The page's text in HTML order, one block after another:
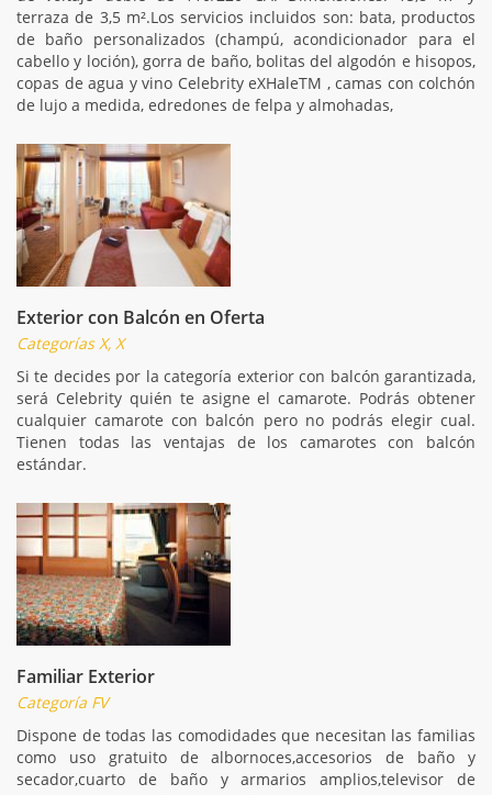
terraza de 3,5 m².Los servicios incluidos son: bata, productos
de baño personalizados (champú, acondicionador para el
cabello y loción), gorra de baño, bolitas del algodón e hisopos,
copas de agua y vino Celebrity eXHaleTM , camas con colchón
de lujo a medida, edredones de felpa y almohadas,
Exterior con Balcón en Oferta
Categorías X, X
Si te decides por la categoría exterior con balcón garantizada,
será Celebrity quién te asigne el camarote. Podrás obtener
cualquier camarote con balcón pero no podrás elegir cual.
Tienen todas las ventajas de los camarotes con balcón
estándar.
Familiar Exterior
Categoría FV
Dispone de todas las comodidades que necesitan las familias
como uso gratuito de albornoces,accesorios de baño y
secador,cuarto de baño y armarios amplios,televisor de